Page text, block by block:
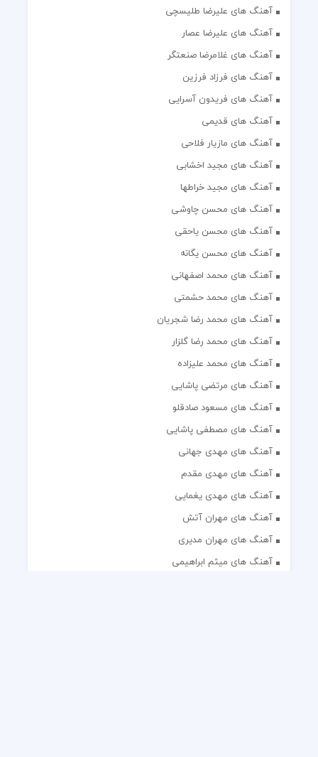
آهنگ های علیرضا طلیسچی
آهنگ های علیرضا عصار
آهنگ های غلامرضا صنعتگر
آهنگ های فرزاد فرزین
آهنگ های فریدون آسرایی
آهنگ های قدیمی
آهنگ های مازیار فلاحی
آهنگ های مجید اخشابی
آهنگ های مجید خراطها
آهنگ های محسن چاوشی
آهنگ های محسن یاحقی
آهنگ های محسن یگانه
آهنگ های محمد اصفهانی
آهنگ های محمد حشمتی
آهنگ های محمد رضا شجریان
آهنگ های محمد رضا گلزار
آهنگ های محمد علیزاده
آهنگ های مرتضی پاشایی
آهنگ های مسعود صادقلو
آهنگ های مصطفی پاشایی
آهنگ های مهدی جهانی
آهنگ های مهدی مقدم
آهنگ های مهدی یغمایی
آهنگ های مهران آتش
آهنگ های مهران مدیری
آهنگ های میثم ابراهیمی